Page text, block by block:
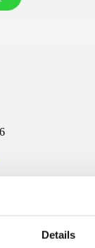
Details